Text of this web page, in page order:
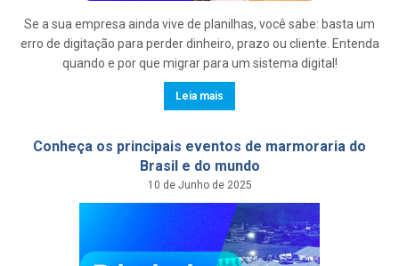
Se a sua empresa ainda vive de planilhas, você sabe: basta um
erro de digitação para perder dinheiro, prazo ou cliente. Entenda
quando e por que migrar para um sistema digital!
Leia mais
Conheça os principais eventos de marmoraria do
Brasil e do mundo
10 de Junho de 2025